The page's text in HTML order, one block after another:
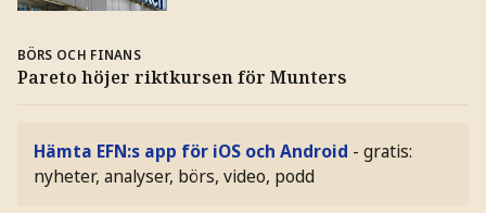
BÖRS OCH FINANS
Pareto höjer riktkursen för Munters
Hämta EFN:s app för iOS och Android - gratis:
nyheter, analyser, börs, video, podd